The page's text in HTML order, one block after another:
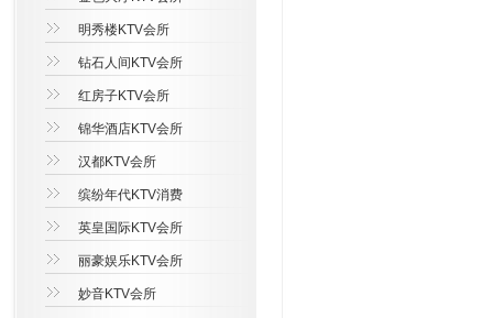
明秀楼KTV会所
钻石人间KTV会所
红房子KTV会所
锦华酒店KTV会所
汉都KTV会所
缤纷年代KTV消费
英皇国际KTV会所
丽豪娱乐KTV会所
妙音KTV会所